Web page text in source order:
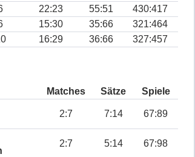
22:23 55:51
430:417
15:30 35:66
321:464
16:29 36:66 327:457
Matches Sätze Spiele
2:7 7:14 67:89
2:7 5:14 67:98